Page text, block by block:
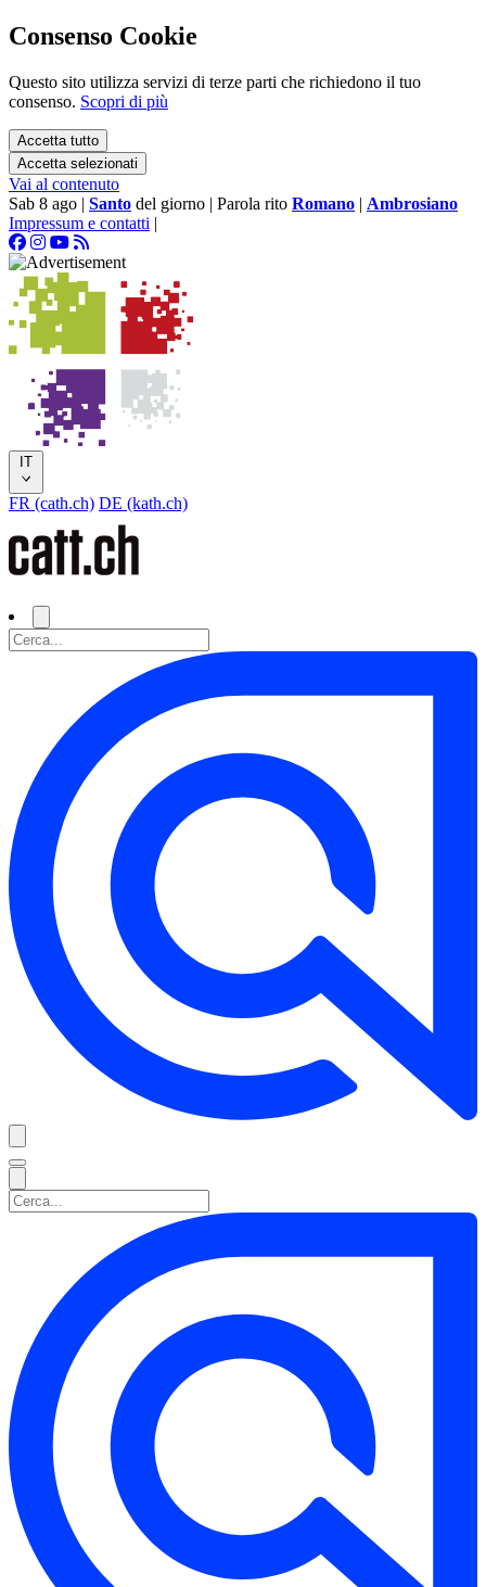
Consenso Cookie
Questo sito utilizza servizi di terze parti che richiedono il tuo
consenso. Scopri di più
Accetta tutto
Accetta selezionati
Vai al contenuto
Sab 8 ago | Santo del giorno | Parola rito Romano | Ambrosiano
Impressum e contatti |
IT
FR (cath.ch) DE (kath.ch)